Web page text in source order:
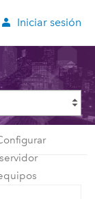
Iniciar sesión